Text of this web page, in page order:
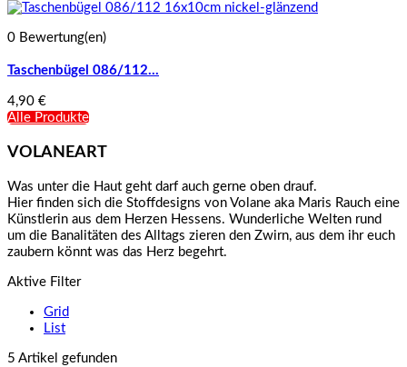
0 Bewertung(en)
Taschenbügel 086/112...
4,90 €
Alle Produkte
VOLANEART
Was unter die Haut geht darf auch gerne oben drauf.
Hier finden sich die Stoffdesigns von Volane aka Maris Rauch eine
Künstlerin aus dem Herzen Hessens. Wunderliche Welten rund
um die Banalitäten des Alltags zieren den Zwirn, aus dem ihr euch
zaubern könnt was das Herz begehrt.
Aktive Filter
Grid
List
5 Artikel gefunden